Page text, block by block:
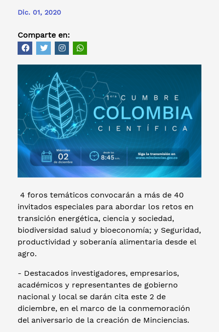
Dic. 01, 2020
Comparte en:
4 foros temáticos convocarán a más de 40
invitados especiales para abordar los retos en
transición energética, ciencia y sociedad,
biodiversidad salud y bioeconomía; y Seguridad,
productividad y soberanía alimentaria desde el
agro.
- Destacados investigadores, empresarios,
académicos y representantes de gobierno
nacional y local se darán cita este 2 de
diciembre, en el marco de la conmemoración
del aniversario de la creación de Minciencias.